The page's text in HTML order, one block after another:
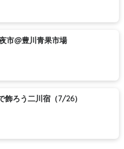
市@豊川青果市場
ろう二川宿（7/26）